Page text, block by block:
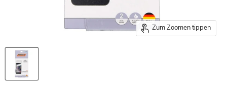
Zum Zoomen tippen